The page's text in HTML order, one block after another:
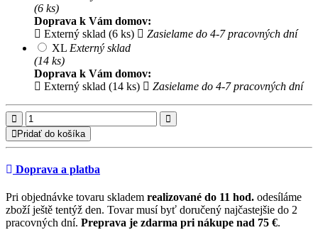
(6 ks)
Doprava k Vám domov:
Externý sklad (6 ks)
Zasielame do 4-7 pracovných dní
XL Externý sklad
(14 ks)
Doprava k Vám domov:
Externý sklad (14 ks)
Zasielame do 4-7 pracovných dní
Pridať do košíka
Doprava a platba
Pri objednávke tovaru skladem realizované do 11 hod. odesíláme
zboží ještě tentýž den. Tovar musí byť doručený najčastejšie do 2
pracovných dní. Preprava je zdarma pri nákupe nad 75 €.